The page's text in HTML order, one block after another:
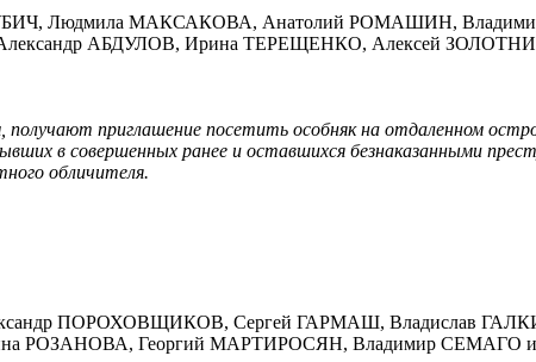
Людмила МАКСАКОВА, Анатолий РОМАШИН,
АБДУЛОВ, Ирина ТЕРЕЩЕНКО, Алексей
получают приглашение посетить особняк на отдаленном
в совершенных ранее и оставшихся безнаказанными
обличителя.
ПОРОХОВЩИКОВ, Сергей ГАРМАШ, Владислав
Георгий МАРТИРОСЯН, Владимир СЕМАГО и